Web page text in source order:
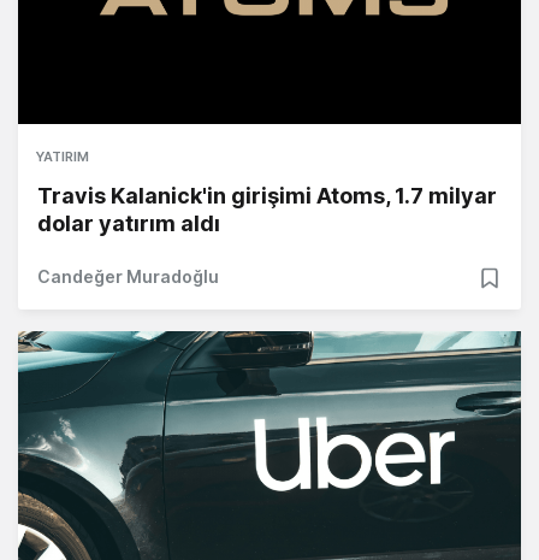
YATIRIM
Travis Kalanick'in girişimi Atoms, 1.7 milyar
dolar yatırım aldı
Candeğer Muradoğlu